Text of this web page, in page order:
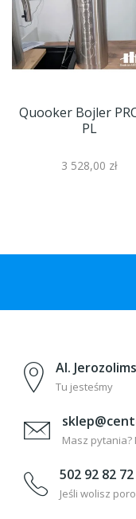
Quooker Bojler
PL
3 528,00 zł
Al.
Tu jesteśmy
Masz pytania?
502 92 82 72
Jeśli wolisz